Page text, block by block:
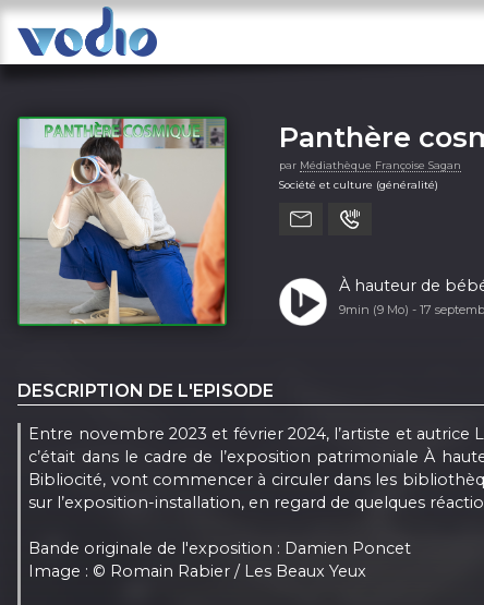
Panthère
par Médiathèque Françoise Sagan
Société et culture (généralité)
À hauteur de
9min (9 Mo) - 17
DESCRIPTION DE L'EPISODE
Entre novembre 2023 et février 2024, l’artiste et autrice
c’était dans le cadre de l’exposition patrimoniale À
Bibliocité, vont commencer à circuler dans les
sur l’exposition-installation, en regard de quelques
Bande originale de l'exposition : Damien Poncet
Image : © Romain Rabier / Les Beaux Yeux